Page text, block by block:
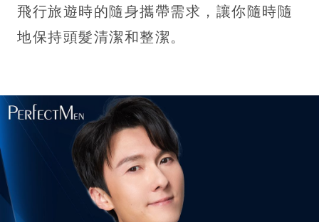
飛行旅遊時的隨身攜帶需求，讓你隨時隨
地保持頭髮清潔和整潔。